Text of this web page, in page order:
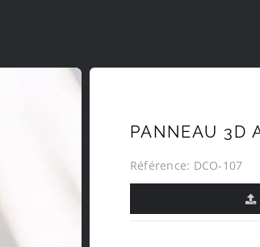
PANNEAU 3D
Référence: DCO-107